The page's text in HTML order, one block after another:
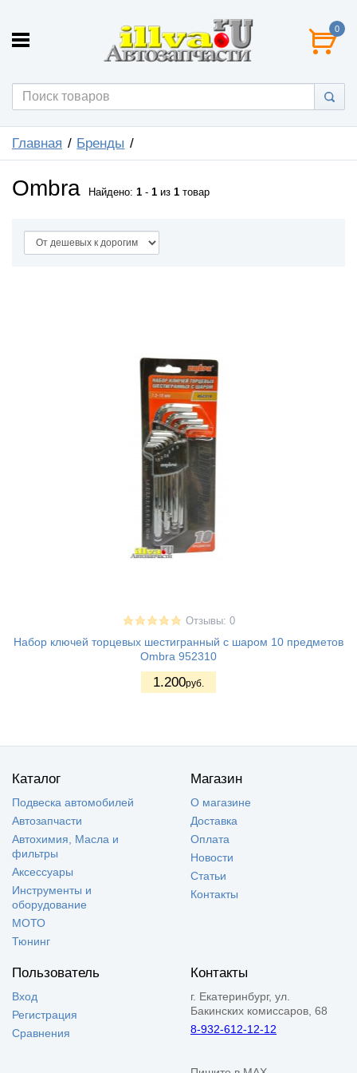
0
Главная Бренды
Ombra Найдено: 1 - 1 из 1 товар
Отзывы: 0
Набор ключей торцевых шестигранный с шаром 10 предметов
Ombra 952310
1.200руб.
Каталог
Подвеска автомобилей
Автозапчасти
Автохимия, Масла и
фильтры
Аксессуары
Инструменты и
оборудование
МОТО
Тюнинг
Магазин
О магазине
Доставка
Оплата
Новости
Статьи
Контакты
Пользователь
Вход
Регистрация
Сравнения
Контакты
г. Екатеринбург, ул.
Бакинских комиссаров, 68
8-932-612-12-12